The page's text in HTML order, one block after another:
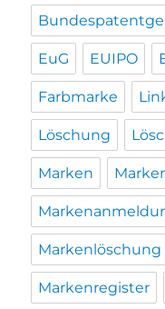
EuG EUIPO
Farbmarke
Löschung
Marken
Markenlöschung
Markenregister